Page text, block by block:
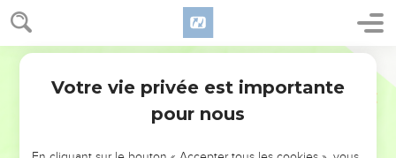
NE MANQUEZ PAS L’ÉVÉNEMENT
Votre vie privée est importante
pour nous